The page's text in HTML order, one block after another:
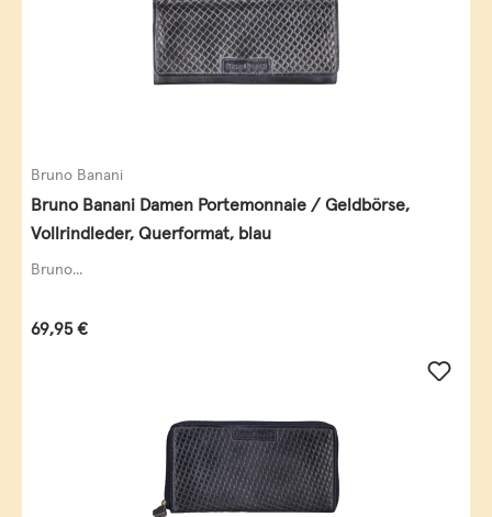
Bruno Banani
Bruno Banani Damen Portemonnaie / Geldbörse,
Vollrindleder, Querformat, blau
Bruno...
Regulärer Preis:
69,95 €